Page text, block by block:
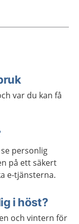
var du kan få
personlig
på ett säkert
e-tjänsterna.
i höst?
och vintern för